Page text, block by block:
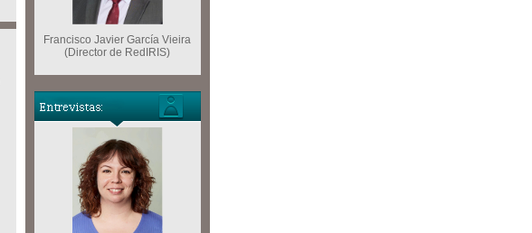
Francisco Javier García Vieira
(Director de RedIRIS)